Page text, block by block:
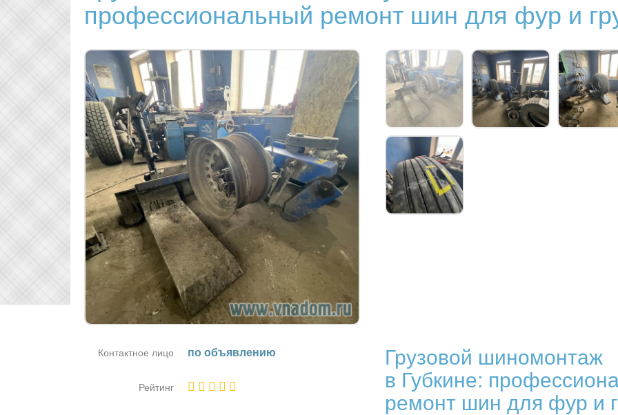
профессиональный ремонт шин для фур и
Грузовой шиномонтаж
в Губкине:
ремонт шин для фур и
Контактное лицо по объ­яв­ле­нию
Рейтинг